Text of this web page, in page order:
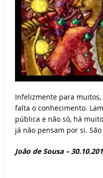
Infelizmente para
falta o conhecimento.
pública e não só, há
já não pensam por si.
João de Sousa –